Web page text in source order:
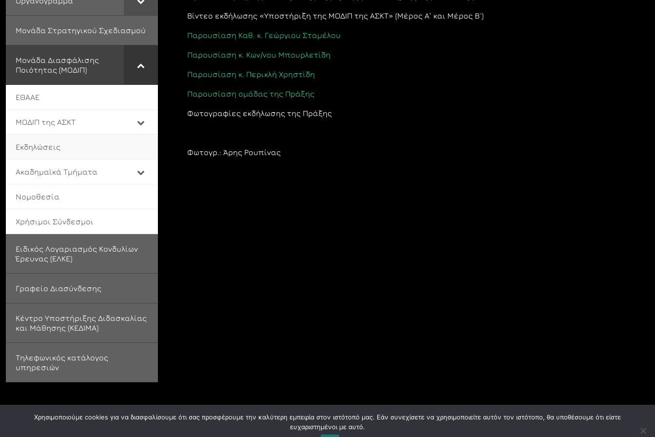
Μονάδα Στρατηγικού Σχεδιασμού
Μονάδα Διασφάλισης
Ποιότητας (ΜΟΔΙΠ)
ΕΘΑΑΕ
ΜΟΔΙΠ της ΑΣΚΤ
Εκδηλώσεις
Ακαδημαϊκά Τμήματα
Νομοθεσία
Χρήσιμοι Σύνδεσμοι
Ειδικός Λογαριασμός Κονδυλίων
Έρευνας (ΕΛΚΕ)
Γραφείο Διασύνδεσης
Κέντρο Υποστήριξης Διδασκαλίας
και Μάθησης (ΚΕΔΙΜΑ)
Τηλεφωνικός κατάλογος
υπηρεσιών
Βίντεο εκδήλωσης «Υποστήριξη της ΜΟΔΙΠ της ΑΣΚΤ» (Μέρος Α’ και Μέρος Β‘)
Παρουσίαση Καθ. κ. Γεώργιου Σταμέλου
Παρουσίαση κ. Κων/νου Μπουρλετίδη
Παρουσίαση κ. Περικλή Χρηστίδη
Παρουσίαση ομάδας της Πράξης
Φωτογραφίες εκδήλωσης της Πράξης
Φωτογρ.: Άρης Ρουπίνας
© ASFA 2024. All rights reserved.
Χρησιμοποιούμε cookies για να διασφαλίσουμε ότι σας προσφέρουμε την καλύτερη εμπειρία στον ιστότοπό μας. Εάν συνεχίσετε να χρησιμοποιείτε αυτόν τον ιστότοπο, θα υποθέσουμε ότι είστε
ευχαριστημένοι με αυτό.